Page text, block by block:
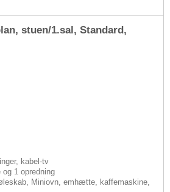
stuen/1.sal, Standard,
kabel-tv
og 1 opredning
Miniovn, emhætte, kaffemaskine,